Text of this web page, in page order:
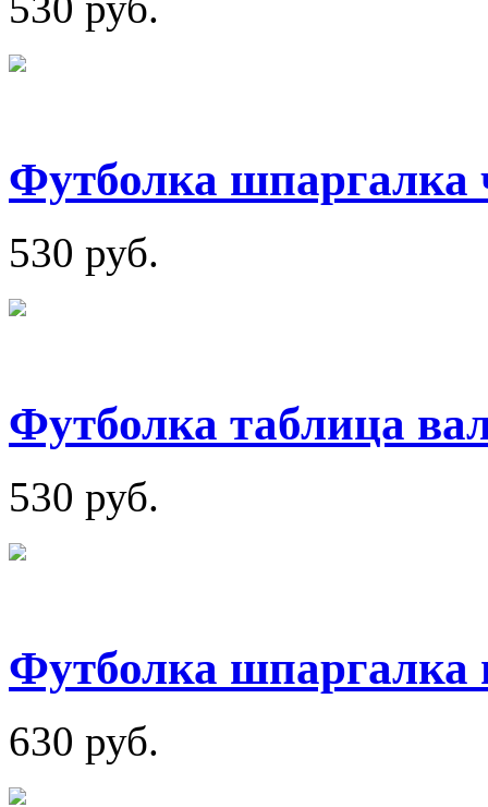
Футболка шпаргалка
530 руб.
Футболка таблица
530 руб.
Футболка шпаргалка
630 руб.